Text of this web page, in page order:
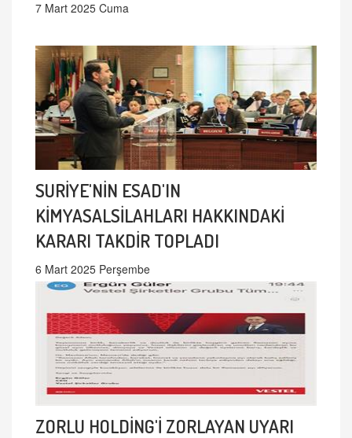
7 Mart 2025 Cuma
SURİYE'NİN ESAD'IN
KİMYASALSİLAHLARI HAKKINDAKİ
KARARI TAKDİR TOPLADI
6 Mart 2025 Perşembe
ZORLU HOLDİNG'İ ZORLAYAN UYARI